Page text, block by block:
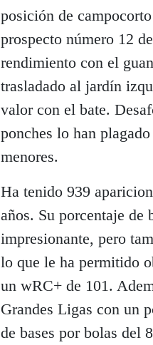
posición de
prospecto número 12
rendimiento con el
trasladado al jardín
valor con el bate.
ponches lo han
menores.
Ha tenido 939
años. Su porcentaje de
impresionante, pero
lo que le ha permitido
un wRC+ de 101.
Grandes Ligas con un
de bases por bolas del